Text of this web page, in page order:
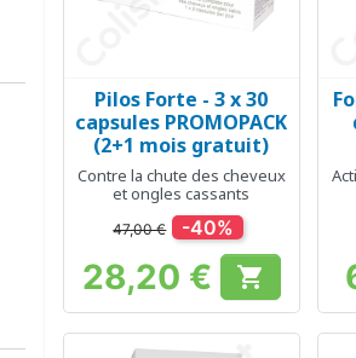
Aperçu rapide
Pilos Forte - 3 x 30
capsules PROMOPACK
(2+1 mois gratuit)
Contre la chute des cheveux
et ongles cassants
47,00 € -40%
Prix
28,20 € 